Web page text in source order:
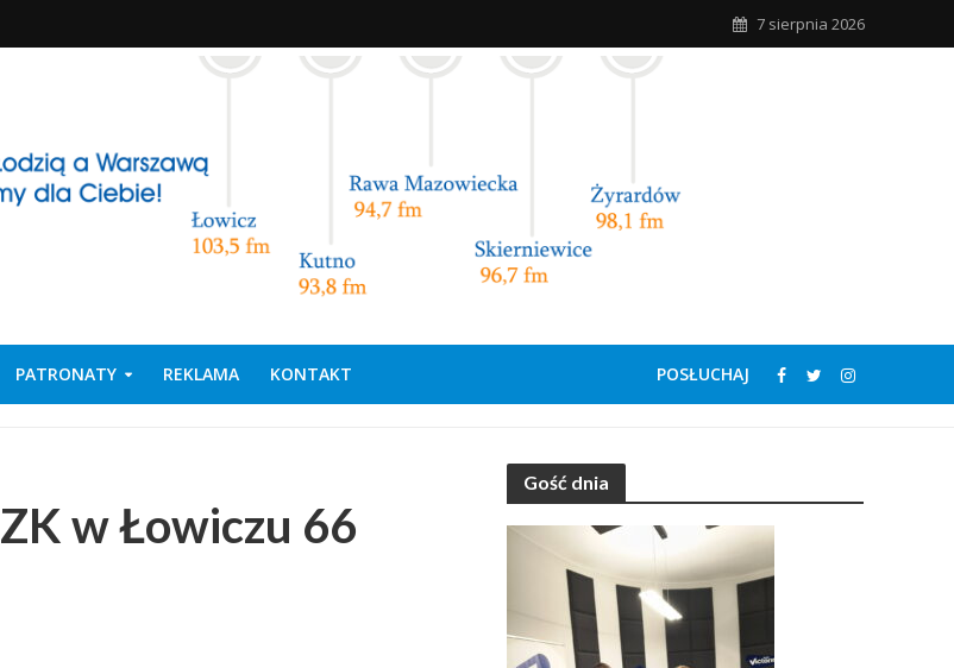
7 sierpnia 2026
PATRONATY REKLAMA KONTAKT POSŁUCHAJ
w Łowiczu 66
Gość dnia